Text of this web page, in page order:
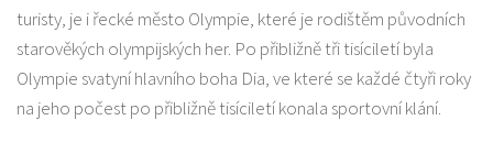
turisty, je i řecké město Olympie, které je rodištěm původních
starověkých olympijských her. Po přibližně tři tisíciletí byla
Olympie svatyní hlavního boha Dia, ve které se každé čtyři roky
na jeho počest po přibližně tisíciletí konala sportovní klání.